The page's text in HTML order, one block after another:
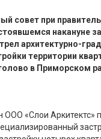
совет при
накануне
архитектурно-
территории
в Приморском
ООО «Слои Аркитектс»